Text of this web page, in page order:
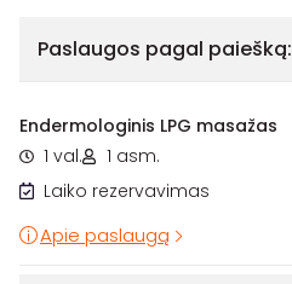
Paslaugos pagal paiešką:
Endermologinis LPG masažas
1 val.
1 asm.
Laiko rezervavimas
Apie paslaugą